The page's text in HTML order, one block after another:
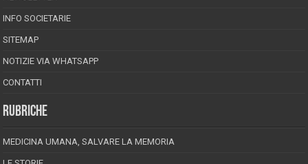
INFO SOCIETARIE
SITEMAP
NOTIZIE VIA WHATSAPP
CONTATTI
RUBRICHE
MEDICINA UMANA, SALVARE LA MEMORIA